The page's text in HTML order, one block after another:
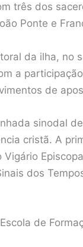
três dos
Ponte e
da ilha, no
a
de
sinodal
cristã. A
dos
de